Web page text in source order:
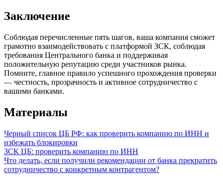
Заключение
Соблюдая перечисленные пять шагов, ваша компания сможет
грамотно взаимодействовать с платформой ЗСК, соблюдая
требования Центрального банка и поддерживая
положительную репутацию среди участников рынка.
Помните, главное правило успешного прохождения проверки
— честность, прозрачность и активное сотрудничество с
вашими банками.
Материалы
Черный список ЦБ РФ: как проверить компанию по ИНН и
избежать блокировки
ЗСК ЦБ: проверить компанию по ИНН
Что делать, если получили рекомендации от банка прекратить
сотрудничество с конкретным контрагентом?